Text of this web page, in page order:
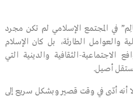
في المجتمع الإسلامي لم تكن مجرد
والعوامل الطارئة، بل كان الإسلام
الاجتماعية-الثقافية والدينية التي
أصيل.
أنه أدّى في وقت قصير وبشكل سريع إلى